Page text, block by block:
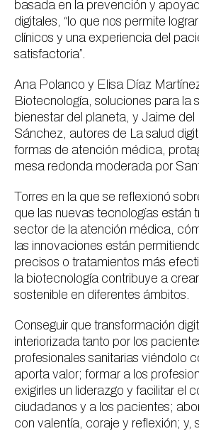
basada en la prevención y
digitales, “lo que nos permite
clínicos y una experiencia del
satisfactoria”.
Ana Polanco y Elisa Díaz
Biotecnología, soluciones para la
bienestar del planeta, y Jaime del
Sánchez, autores de La salud
formas de atención médica,
mesa redonda moderada por
Torres en la que se reflexionó
que las nuevas tecnologías están
sector de la atención médica,
las innovaciones están
precisos o tratamientos más
la biotecnología contribuye a
sostenible en diferentes ámbitos.
Conseguir que transformación
interiorizada tanto por los
profesionales sanitarias viéndolo
aporta valor; formar a los
exigirles un liderazgo y facilitar el
ciudadanos y a los pacientes;
con valentía, coraje y reflexión; y,